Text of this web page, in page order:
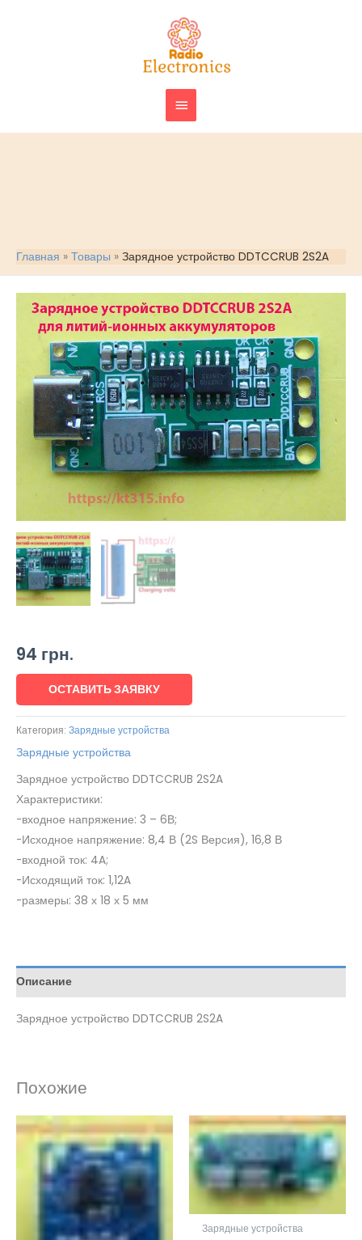
ГЛАВНОЕ
МЕНЮ
Главная Товары Зарядное устройство DDTCCRUB 2S2A
94 грн.
ОСТАВИТЬ ЗАЯВКУ
Категория: Зарядные устройства
Зарядные устройства
Зарядное устройство DDTCCRUB 2S2A
Характеристики:
-входное напряжение: 3 – 6В;
-Исходное напряжение: 8,4 В (2S Версия), 16,8 В
-входной ток: 4A;
-Исходящий ток: 1,12A
-размеры: 38 х 18 х 5 мм
Описание
Зарядное устройство DDTCCRUB 2S2A
Похожие
Зарядные устройства